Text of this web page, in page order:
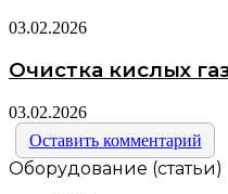
03.02.2026
Очистка кислых
03.02.2026
Оставить комментарий
Оборудование (статьи)